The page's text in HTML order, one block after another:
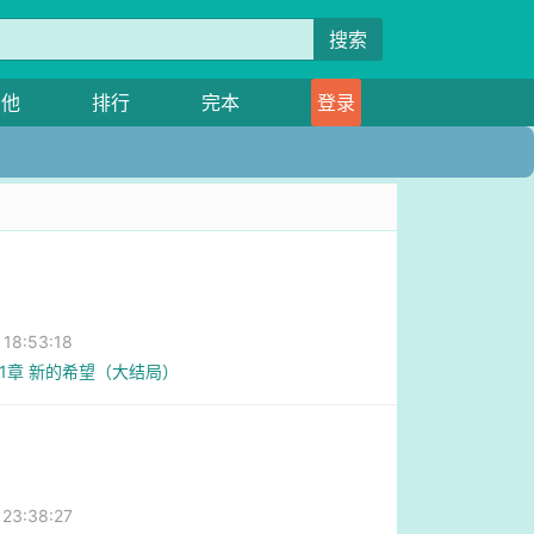
搜索
排行 完本 登录
新的希望（大结局）